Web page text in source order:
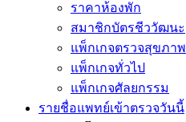
ราคาห้องพัก
สมาชิกบัตรชีววัฒนะ
แพ็กเกจตรวจสุขภาพ
แพ็กเกจทั่วไป
แพ็กเกจศัลยกรรม
รายชื่อแพทย์เข้าตรวจวันนี้